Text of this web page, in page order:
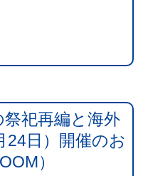
祭祀再編と海外
日）開催のお
）